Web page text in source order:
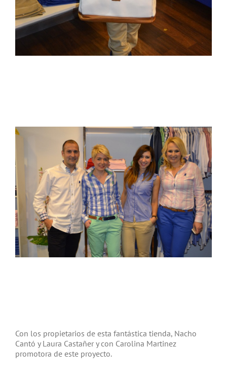
Con los propietarios de esta fantástica tienda, Nacho
Cantó y Laura Castañer y con Carolina Martinez
promotora de este proyecto.